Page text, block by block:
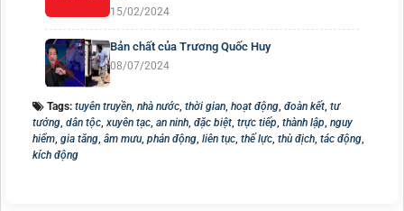
15/02/2024
Bản chất của Trương Quốc Huy
08/07/2024
Tags: tuyên truyền nhà nước thời gian hoạt động đoàn kết tư
tưởng dân tộc xuyên tạc an ninh đặc biệt trực tiếp thành lập nguy
hiểm gia tăng âm mưu, phản động liên tục thế lực thù địch tác động
kích động